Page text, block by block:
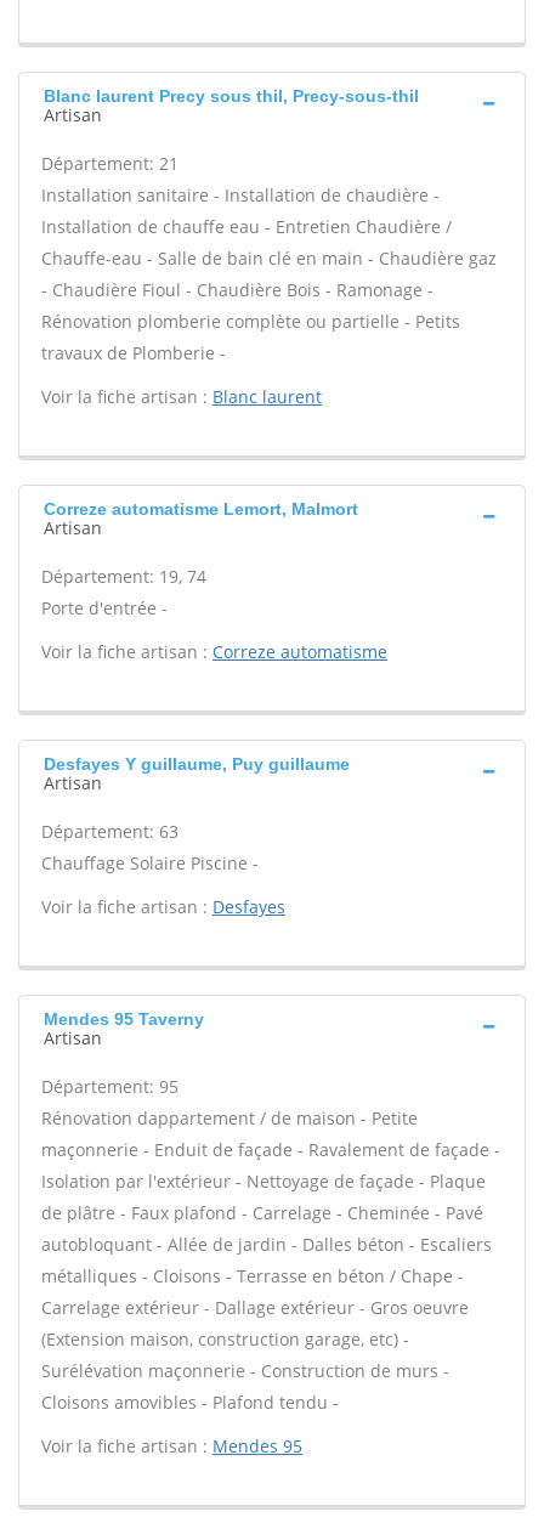
Blanc laurent Precy sous thil, Precy-sous-thil
Artisan
Département: 21
Installation sanitaire - Installation de chaudière -
Installation de chauffe eau - Entretien Chaudière /
Chauffe-eau - Salle de bain clé en main - Chaudière gaz
- Chaudière Fioul - Chaudière Bois - Ramonage -
Rénovation plomberie complète ou partielle - Petits
travaux de Plomberie -
Voir la fiche artisan : Blanc laurent
Correze automatisme Lemort, Malmort
Artisan
Département: 19, 74
Porte d'entrée -
Voir la fiche artisan : Correze automatisme
Desfayes Y guillaume, Puy guillaume
Artisan
Département: 63
Chauffage Solaire Piscine -
Voir la fiche artisan : Desfayes
Mendes 95 Taverny
Artisan
Département: 95
Rénovation dappartement / de maison - Petite
maçonnerie - Enduit de façade - Ravalement de façade -
Isolation par l'extérieur - Nettoyage de façade - Plaque
de plâtre - Faux plafond - Carrelage - Cheminée - Pavé
autobloquant - Allée de jardin - Dalles béton - Escaliers
métalliques - Cloisons - Terrasse en béton / Chape -
Carrelage extérieur - Dallage extérieur - Gros oeuvre
(Extension maison, construction garage, etc) -
Surélévation maçonnerie - Construction de murs -
Cloisons amovibles - Plafond tendu -
Voir la fiche artisan : Mendes 95